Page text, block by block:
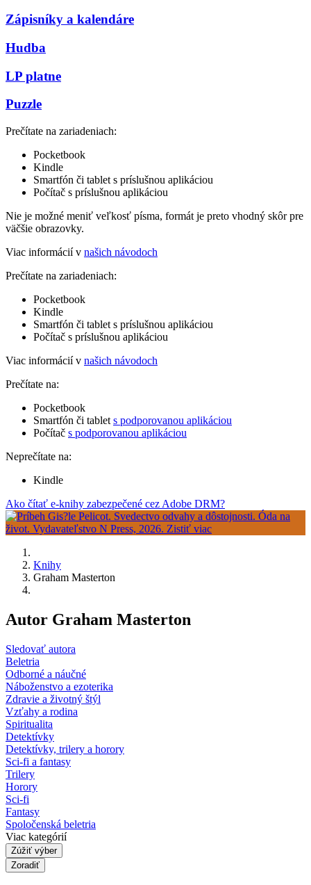
Zápisníky a kalendáre
Hudba
LP platne
Puzzle
Prečítate na zariadeniach:
Pocketbook
Kindle
Smartfón či tablet s príslušnou aplikáciou
Počítač s príslušnou aplikáciou
Nie je možné meniť veľkosť písma, formát je preto vhodný skôr pre
väčšie obrazovky.
Viac informácií v našich návodoch
Prečítate na zariadeniach:
Pocketbook
Kindle
Smartfón či tablet s príslušnou aplikáciou
Počítač s príslušnou aplikáciou
Viac informácií v našich návodoch
Prečítate na:
Pocketbook
Smartfón či tablet s podporovanou aplikáciou
Počítač s podporovanou aplikáciou
Neprečítate na:
Kindle
Ako čítať e-knihy zabezpečené cez Adobe DRM?
Knihy
Graham Masterton
Autor Graham Masterton
Sledovať autora
Beletria
Odborné a náučné
Náboženstvo a ezoterika
Zdravie a životný štýl
Vzťahy a rodina
Spiritualita
Detektívky
Detektívky, trilery a horory
Sci-fi a fantasy
Trilery
Horory
Sci-fi
Fantasy
Spoločenská beletria
Viac kategórií
Zúžiť výber
Zoradiť